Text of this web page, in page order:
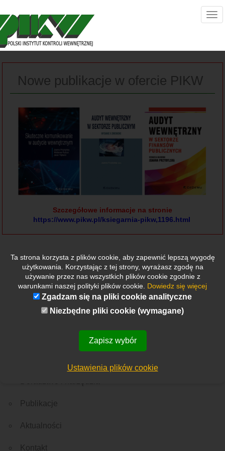
Nowe publikacje w ofercie PIKW
Szczegółowe informacje na stronie
https://www.pikw.pl/ksiegarnia-pikw,1196.html
Etykietki
Nowości Rekrutacja Ważne wydarzenie Z Polski Ze świata
Publikacje
Aktualności
Kontakt
Ta strona korzysta z plików cookie, aby zapewnić lepszą wygodę
użytkowania. Korzystając z tej strony, wyrażasz zgodę na
używanie przez nas wszystkich plików cookie zgodnie z
warunkami naszej polityki plików cookie. Dowiedz się więcej
Zgadzam się na pliki cookie analityczne
Niezbędne pliki cookie (wymagane)
Zapisz wybór
Ustawienia plików cookie